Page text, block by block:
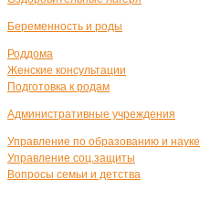
Беременность и роды
Роддома
Женские консультации
Подготовка к родам
Административные учреждения
Управление по образованию и науке
Управление соц.защиты
Вопросы семьи и детства